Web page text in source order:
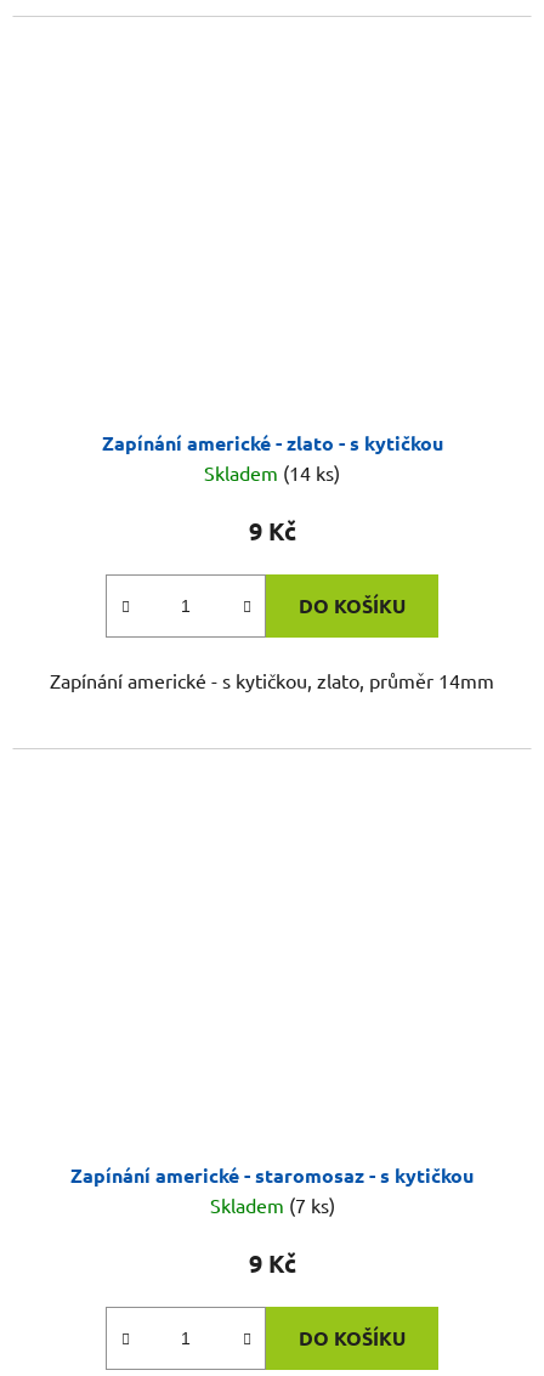
Zapínání americké - zlato - s kytičkou
Skladem (14 ks)
9 Kč
DO KOŠÍKU
Zapínání americké - s kytičkou, zlato, průměr 14mm
Zapínání americké - staromosaz - s kytičkou
Skladem (7 ks)
9 Kč
DO KOŠÍKU